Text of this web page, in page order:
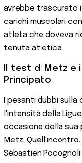
avrebbe trascurato
carichi muscolari
atleta che doveva
tenuta atletica.
Il test di Metz e
Principato
I pesanti dubbi
l'intensità della
occasione della sua
Metz.
Sébastien